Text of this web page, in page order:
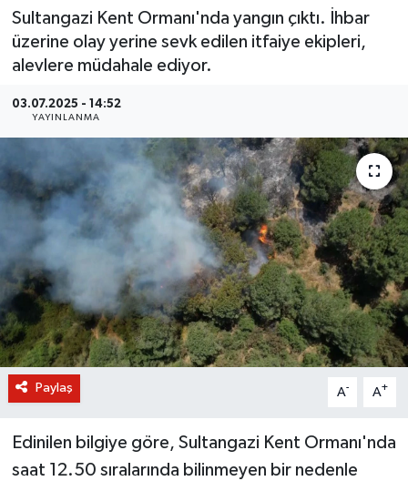
Sultangazi Kent Ormanı'nda yangın çıktı. İhbar
üzerine olay yerine sevk edilen itfaiye ekipleri,
alevlere müdahale ediyor.
03.07.2025 - 14:52
YAYINLANMA
Paylaş A- A+
Edinilen bilgiye göre, Sultangazi Kent Ormanı'nda
saat 12.50 sıralarında bilinmeyen bir nedenle
KÜLTÜR SANAT
OTOMOBİL
KURUMSAL
Haber Arşivi